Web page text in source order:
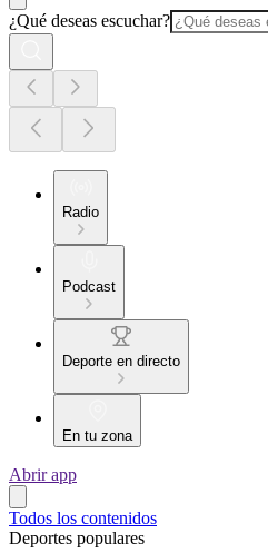
¿Qué deseas escuchar?
Radio
Podcast
Deporte en directo
En tu zona
Abrir app
Todos los contenidos
Deportes populares